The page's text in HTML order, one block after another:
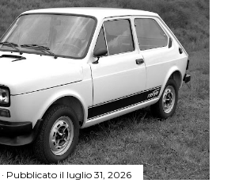
Pubblicato il luglio 31, 2026